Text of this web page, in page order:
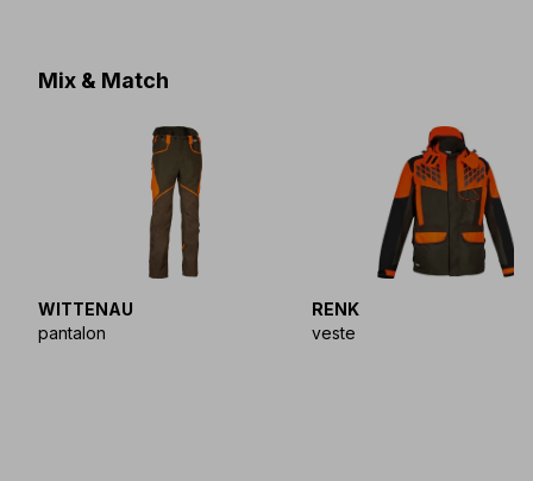
Mix & Match
WITTENAU
pantalon
RENK
veste